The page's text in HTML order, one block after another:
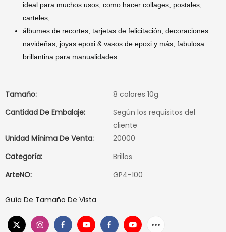
ideal para muchos usos, como hacer collages, postales,
carteles,
álbumes de recortes, tarjetas de felicitación, decoraciones
navideñas, joyas epoxi & vasos de epoxi y más, fabulosa
brillantina para manualidades.
Tamaño:
8 colores 10g
Cantidad De Embalaje:
Según los requisitos del
cliente
Unidad Mínima De Venta:
20000
Categoría:
Brillos
ArteNO:
GP4-100
Guía De Tamaño De Vista